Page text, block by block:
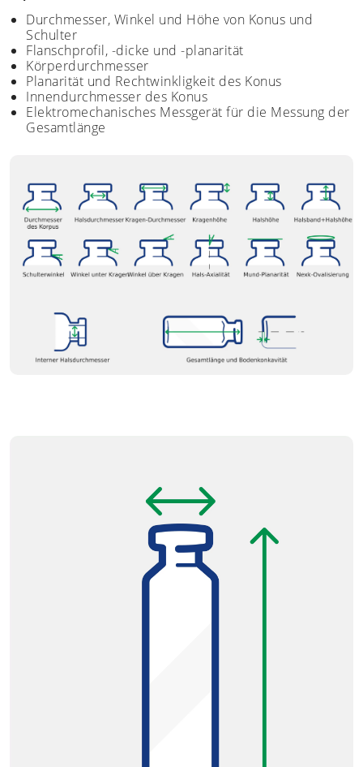
Durchmesser, Winkel und Höhe von Konus und
Schulter
Flanschprofil, -dicke und -planarität
Körperdurchmesser
Planarität und Rechtwinkligkeit des Konus
Innendurchmesser des Konus
Elektromechanisches Messgerät für die Messung der
Gesamtlänge